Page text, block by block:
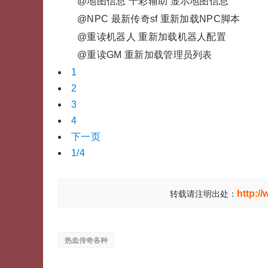
@NPC 最新传奇sf 重新加载NPC脚本
@重读机器人 重新加载机器人配置
@重读GM 重新加载管理员列表
1
2
3
4
下一页
1/4
转载请注明出处： http://
热血传奇各种